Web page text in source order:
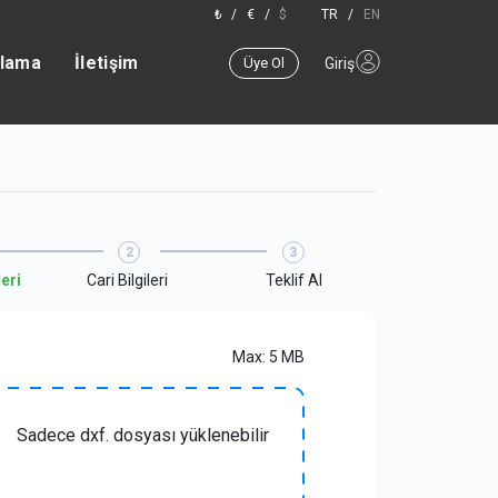
₺ / € / $ TR / EN
İletişim Üye Ol Giriş
Cari Bilgileri Teklif Al
Max: 5 MB
Sadece dxf. dosyası yüklenebilir